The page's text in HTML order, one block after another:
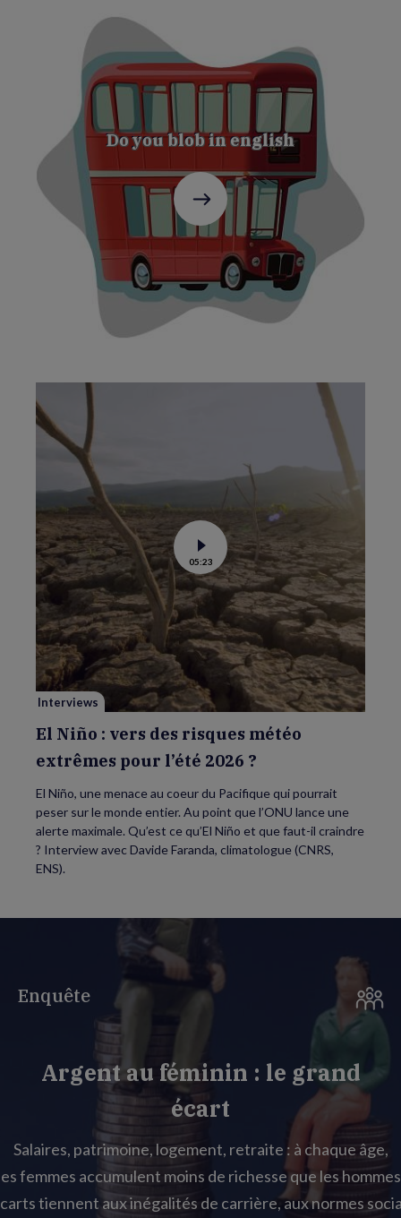
Do you blob in english
C'est
parti
!
Voir
la
vidéo
de
El
:
vers
des
risques
météo
extrêmes
pour
l’été
2026
05:23
Interviews
El Niño : vers des risques météo
extrêmes pour l’été 2026 ?
El Niño, une menace au coeur du Pacifique qui pourrait
peser sur le monde entier. Au point que l’ONU lance une
alerte maximale. Qu’est ce qu’El Niño et que faut-il craindre
? Interview avec Davide Faranda, climatologue (CNRS,
ENS).
Enquête
Argent au féminin : le grand
écart
Salaires, patrimoine, logement, retraite : à chaque âge,
femmes accumulent moins de richesse que les
tiennent aux inégalités de carrière, aux normes